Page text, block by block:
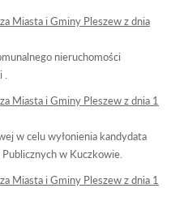
Miasta i Gminy Pleszew z dnia
nieruchomości
Miasta i Gminy Pleszew z dnia 1
w celu wyłonienia kandydata
w Kuczkowie.
Miasta i Gminy Pleszew z dnia 1